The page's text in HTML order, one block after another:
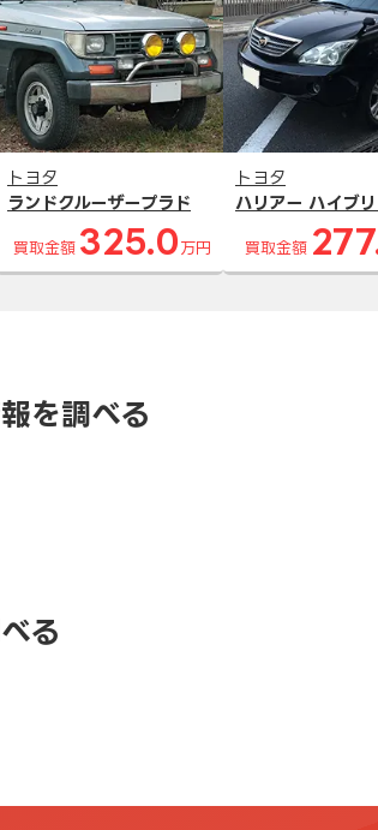
トヨタ
ランドクルーザープラド
買取金額 325.0 万円
トヨタ
ハリアー ハイブ
買取金額
を調べる
る